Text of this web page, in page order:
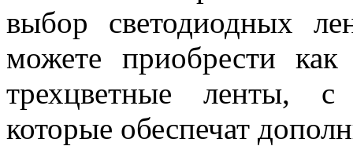
выбор светодиодных
можете приобрести
трехцветные ленты, с
которые обеспечат